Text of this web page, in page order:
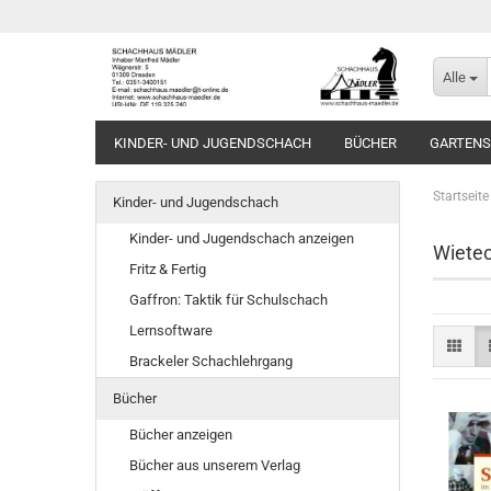
Alle
KINDER- UND JUGENDSCHACH BÜCHER
Startseite
Kinder- und Jugendschach
Kinder- und Jugendschach anzeigen
Fritz & Fertig
Gaffron: Taktik für Schulschach
Lernsoftware
Brackeler Schachlehrgang
Bücher
Bücher anzeigen
Bücher aus unserem Verlag